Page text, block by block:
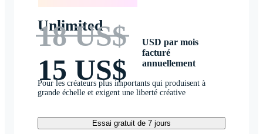
Unlimited
18 US$
15 US$
USD par mois
facturé
annuellement
Pour les créateurs plus importants qui produisent à
grande échelle et exigent une liberté créative
Essai gratuit de 7 jours